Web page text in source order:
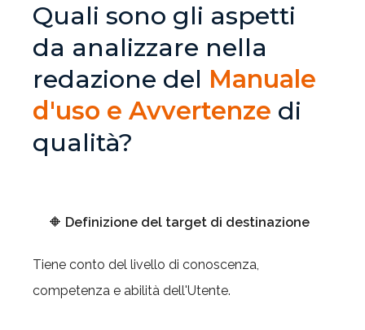
Quali sono gli aspetti
da analizzare nella
redazione del Manuale
d'uso e Avvertenze di
qualità?
🔶 Definizione del target di destinazione
Tiene conto del livello di conoscenza,
competenza e abilità dell'Utente.